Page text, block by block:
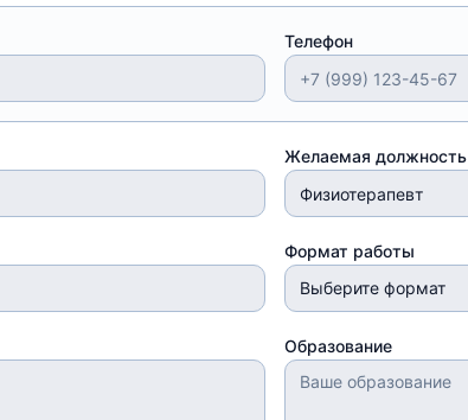
Телефон
Желаемая должность
Формат работы
Выберите формат
Образование